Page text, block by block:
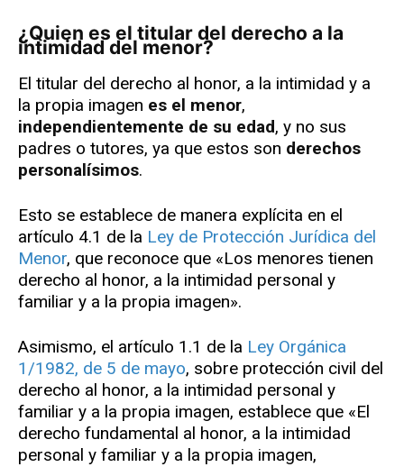
¿Quien es el titular del derecho a la
intimidad del menor?
El titular del derecho al honor, a la intimidad y a
la propia imagen es el menor,
independientemente de su edad, y no sus
padres o tutores, ya que estos son derechos
personalísimos.
Esto se establece de manera explícita en el
artículo 4.1 de la Ley de Protección Jurídica del
Menor, que reconoce que «Los menores tienen
derecho al honor, a la intimidad personal y
familiar y a la propia imagen».
Asimismo, el artículo 1.1 de la Ley Orgánica
1/1982, de 5 de mayo, sobre protección civil del
derecho al honor, a la intimidad personal y
familiar y a la propia imagen, establece que «El
derecho fundamental al honor, a la intimidad
personal y familiar y a la propia imagen,